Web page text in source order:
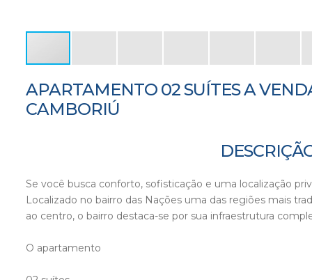
APARTAMENTO 02 SUÍTES A
CAMBORIÚ
Se você busca conforto, sofisticação e uma localização
Localizado no bairro das Nações uma das regiões mais
ao centro, o bairro destaca-se por sua infraestrutura
O apartamento